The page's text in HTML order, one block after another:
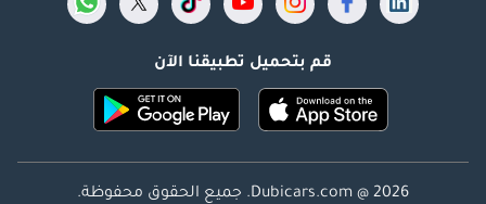
قم بتحميل تطبيقنا الآن
Dubicars.com @ 2026. جميع الحقوق محفوظة.